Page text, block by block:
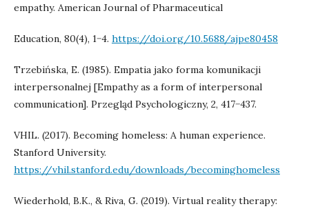
empathy. American Journal of Pharmaceutical
Education, 80(4), 1−4. https://doi.org/10.5688/ajpe80458
Trzebińska, E. (1985). Empatia jako forma komunikacji
interpersonalnej [Empathy as a form of interpersonal
communication]. Przegląd Psychologiczny, 2, 417−437.
VHIL. (2017). Becoming homeless: A human experience.
Stanford University.
https://vhil.stanford.edu/downloads/becominghomeless
Wiederhold, B.K., & Riva, G. (2019). Virtual reality therapy: